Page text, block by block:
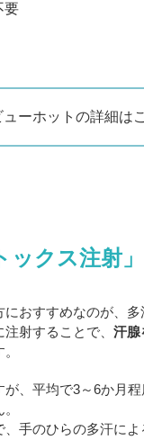
要
ューホットの詳細は
クス注射」
におすすめなのが、
射することで、 汗腺
、平均で3～6か月
手のひらの多汗に